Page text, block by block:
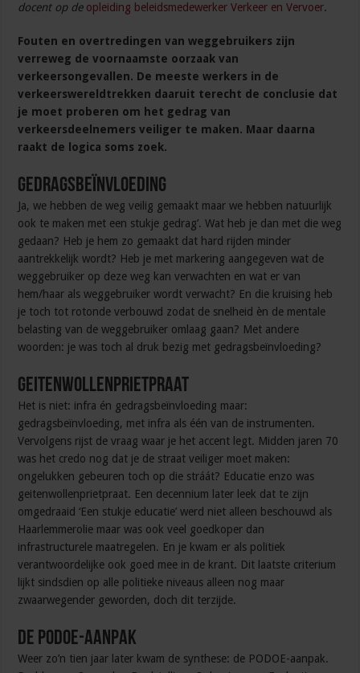
docent op de opleiding beleidsmedewerker Verkeer en Vervoer.
Fouten en overtredingen van weggebruikers zijn
verreweg de voornaamste oorzaak van
verkeersongevallen. De meeste werkers in de
verkeerswereldtrekken daaruit terecht de conclusie dat
je moet proberen om het gedrag van
verkeersdeelnemers veiliger te maken. Maar daarna
raakt de logica soms zoek.
Gedragsbeïnvloeding
Ja, we hebben de weg veilig gemaakt maar we hebben natuurlijk
ook te maken met een stukje gedrag’. Wat heb je dan met die weg
gedaan? Heb je hem zo gemaakt dat hard rijden minder
aantrekkelijk wordt? Heb je met markering aangegeven wat de
weggebruiker op deze weg kan verwachten en wat er van
hem/haar als weggebruiker wordt verwacht? En die kruising heb
je toch tot rotonde verbouwd zodat de snelheid èn de mentale
belasting van de weggebruiker omlaag gaan? Met andere
woorden: je was toch al druk bezig met gedragsbeïnvloeding?
Geitenwollenprietpraat
Het is niet: infra én gedragsbeïnvloeding maar:
gedragsbeïnvloeding, met infra als één van de instrumenten.
Vervolgens rijst de vraag waar je het accent legt. Midden jaren 70
was het credo nog dat je de straat veiliger moet maken:
ongelukken gebeuren toch op die stráát? Educatie enzo was
geitenwollenprietpraat. Een decennium later leek dat te zijn
omgedraaid ‘Een stukje educatie’ werd niet alleen beschouwd als
Haarlemmerolie maar was ook veel goedkoper dan
infrastructurele maatregelen. En je kwam er als politiek
verantwoordelijke ook goed mee in de krant. Dit laatste criterium
lijkt sindsdien op alle politieke niveaus alleen nog maar
zwaarwegender geworden, doch dit terzijde.
De PODOE-aanpak
Weer zo’n tien jaar later kwam de synthese: de PODOE-aanpak.